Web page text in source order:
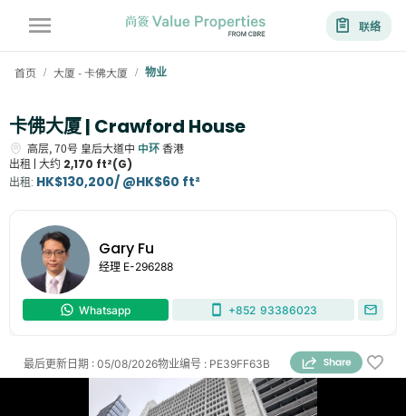
联络
首页 / 大厦 - 卡佛大厦 / 物业
卡佛大厦 | Crawford House
高层,70号 皇后大道中 中环香港
出租 | 大约 2,170 ft²(G)
出租: HK$130,200/ @HK$60 ft²
Gary Fu
经理 E-296288
Whatsapp +852 93386023
物业编号 : PE39FF63B
最后更新日期 : 05/08/2026